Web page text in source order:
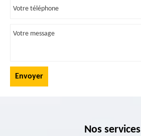
Nos services